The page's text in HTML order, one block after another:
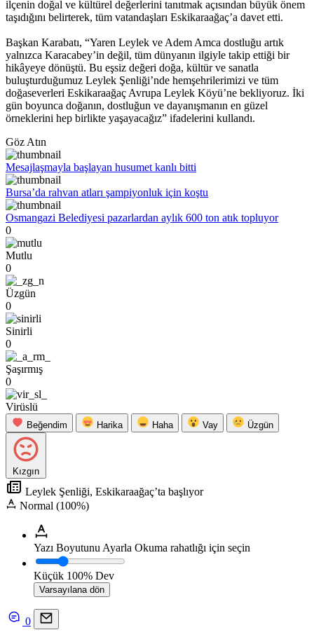
ilçenin doğal ve kültürel değerlerini tanıtmak açısından büyük önem
taşıdığını belirterek, tüm vatandaşları Eskikaraağaç’a davet etti.
Başkan Karabatı, “Yaren Leylek ve Adem Amca dostluğu artık
yalnızca Karacabey’in değil, tüm dünyanın ilgiyle takip ettiği bir
hikâyeye dönüştü. Bu eşsiz değeri doğa, kültür ve sanatla
buluşturduğumuz Leylek Şenliği’nde hemşehrilerimizi ve tüm
doğaseverleri Eskikaraağaç Avrupa Leylek Köyü’ne bekliyoruz. İki
gün boyunca doğanın, dostluğun ve dayanışmanın en güzel
örneklerini hep birlikte yaşayacağız” ifadelerini kullandı.
Göz Atın
Mesajlaşmayla başlayan husumet kanlı bitti
Bursa’da rahvan atları şampiyonluk için koştu
Osmangazi Belediyesi pazarlardan aylık 600 ton atık topluyor
0
Mutlu
0
Üzgün
0
Sinirli
0
Şaşırmış
0
Virüslü
Beğendim Harika Haha Vay Üzgün
Kızgın
Leylek Şenliği, Eskikaraağaç’ta başlıyor
Normal (100%)
Yazı Boyutunu Ayarla Okuma rahatlığı için seçin
Küçük 100% Dev
Varsayılana dön
0